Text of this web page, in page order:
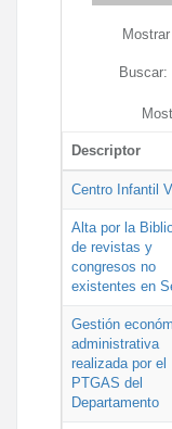
Mostrar
Buscar:
Descriptor
Centro Infantil
Alta por la
de revistas y
congresos no
existentes en
Gestión
administrativa
realizada por el
PTGAS del
Departamento